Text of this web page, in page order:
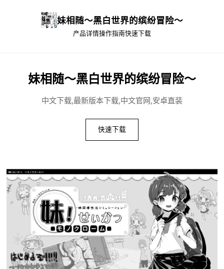
妹相随～黑白世界的缤纷冒险～
产品详情操作指南快速下载
妹相随～黑白世界的缤纷冒险～
中文下载,最新版本下载,中文官网,安卓直装
快速下载